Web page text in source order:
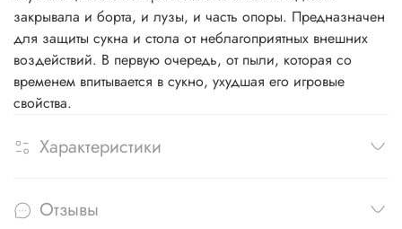
закрывала и борта, и лузы, и часть опоры. Предназначен
для защиты сукна и стола от неблагоприятных внешних
воздействий. В первую очередь, от пыли, которая со
временем впитывается в сукно, ухудшая его игровые
свойства.
Характеристики
Отзывы